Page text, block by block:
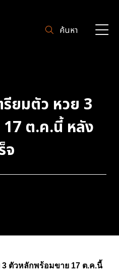
ค้นหา
รียมตัว หวย 3
ต.ค.นี้ หลัง
จ
3 ตัวหลักพร้อมขาย 17 ต.ค.นี้